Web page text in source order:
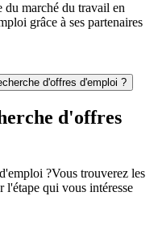
du marché du travail en
grâce à ses partenaires
d'offres d'emploi ?
d'offres
?Vous trouverez les
l'étape qui vous intéresse